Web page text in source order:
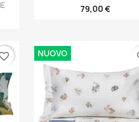
79,00 €
NUOVO